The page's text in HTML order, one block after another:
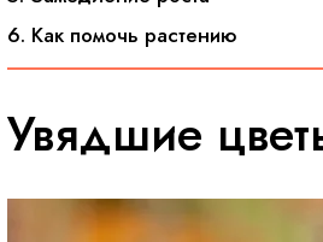
6. Как помочь растению
Увядшие